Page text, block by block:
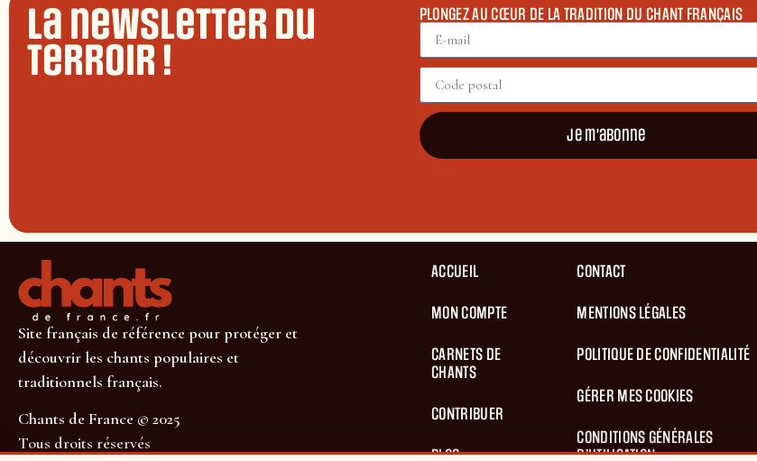
La newsletter du
terroir !
PLONGEZ AU CŒUR DE LA TRADITION DU CHANT FRANÇAIS
Je m'abonne
Site français de référence pour protéger et
découvrir les chants populaires et
traditionnels français.
Chants de France © 2025
Tous droits réservés
ACCUEIL
MON COMPTE
CARNETS DE
CHANTS
CONTRIBUER
BLOG
CONTACT
MENTIONS LÉGALES
POLITIQUE DE CONFIDENTIALITÉ
GÉRER MES COOKIES
CONDITIONS GÉNÉRALES
D’UTILISATION